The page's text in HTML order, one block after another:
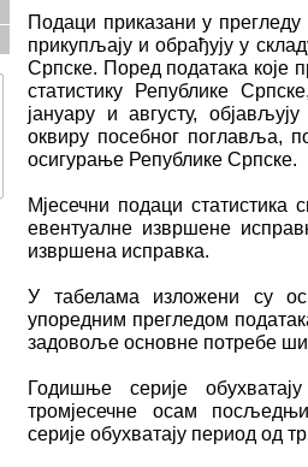
Подаци приказани у прегледу
прикупљају и обрађују у
Српске. Поред података које
статистику Републике
јануару и августу,
оквиру посебног поглавља,
осигурање Републике Српске.
Мјесечни подаци
евентуалне извршене
извршена исправка.
У табелама изложени су
упоредним прегледом
задовоље основне потребе
Годишње серије
тромјесечне осам
серије обухватају период од